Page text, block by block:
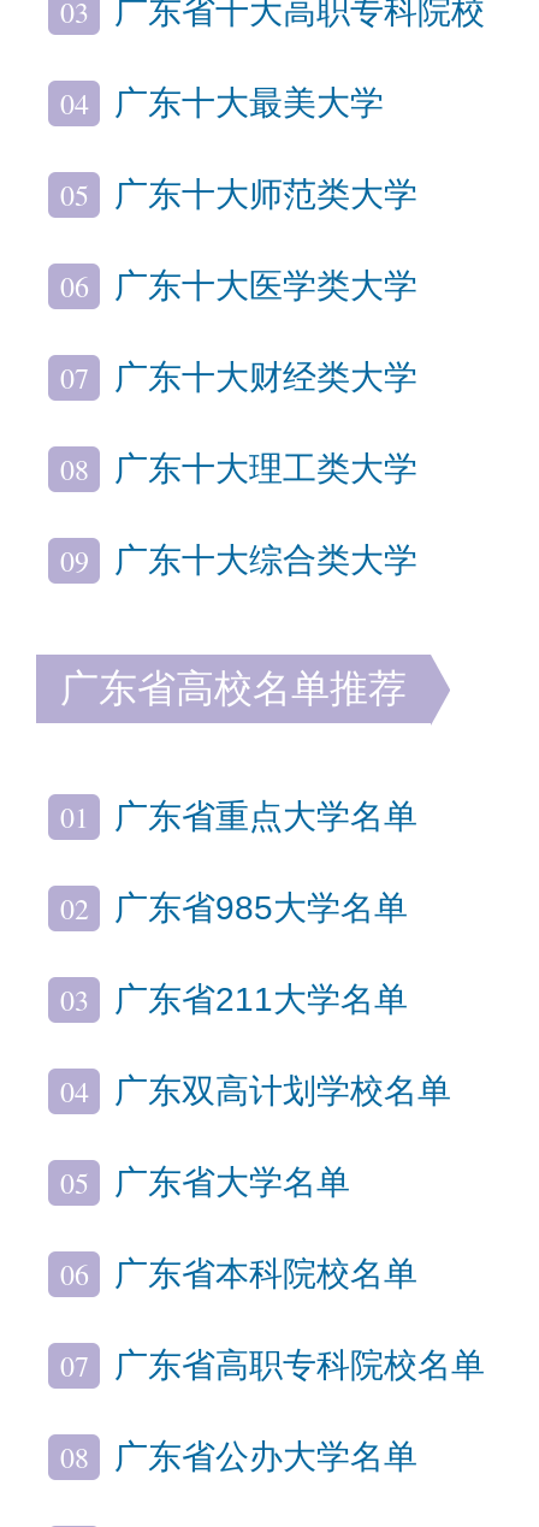
03 广东省十大高职专科院校
04 广东十大最美大学
05 广东十大师范类大学
06 广东十大医学类大学
07 广东十大财经类大学
08 广东十大理工类大学
09 广东十大综合类大学
广东省高校名单推荐
01 广东省重点大学名单
02 广东省985大学名单
03 广东省211大学名单
04 广东双高计划学校名单
05 广东省大学名单
06 广东省本科院校名单
07 广东省高职专科院校名单
08 广东省公办大学名单